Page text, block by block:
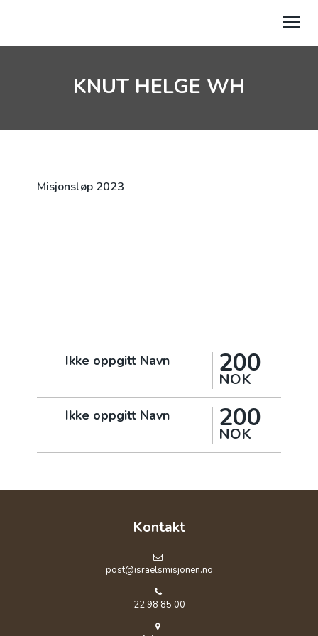
GI GAVEKNUT HELGE WH
Misjonsløp 2023
Ikke oppgitt Navn 200
NOK
Ikke oppgitt Navn 200
NOK
Kontakt
post@israelsmisjonen.no
22 98 85 00